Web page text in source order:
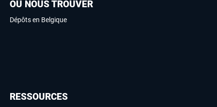
OÙ NOUS TROUVER
Dépôts en Belgique
RESSOURCES